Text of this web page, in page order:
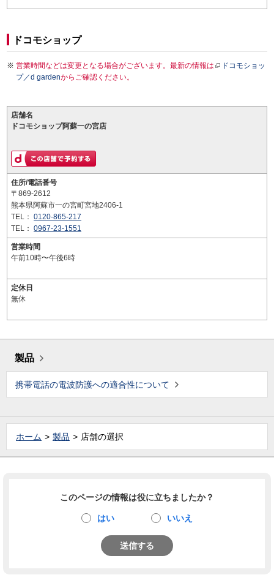
ドコモショップ
営業時間などは変更となる場合がございます。最新の情報は
ドコモショッ
プ／d gardenからご確認ください。
店舗名
ドコモショップ阿蘇一の宮店
住所/電話番号
〒869-2612
熊本県阿蘇市一の宮町宮地2406-1
TEL： 0120-865-217
TEL： 0967-23-1551
営業時間
午前10時〜午後6時
定休日
無休
製品
携帯電話の電波防護への適合性について
ホーム 製品 店舗の選択
このページの情報は役に立ちましたか？
はい いいえ
送信する